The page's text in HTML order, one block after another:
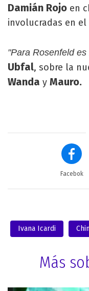
Damián Rojo en
involucradas en
"Para Rosenfeld
Ubfal, sobre la
Wanda y Mauro.
Facebok
Ivana Icardi
Más